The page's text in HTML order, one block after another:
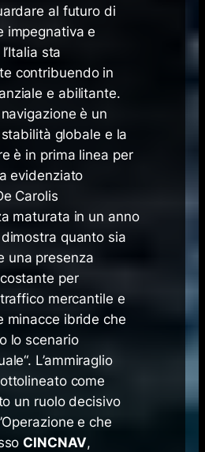
al futuro di
impegnativa e
sta
contribuendo in
e abilitante.
è un
globale e la
è in prima linea per
evidenziato
Carolis
maturata in un anno
quanto sia
una presenza
per
mercantile e
minacce ibride che
lo scenario
“. L’ammiraglio
come
un ruolo decisivo
e che
CINCNAV,